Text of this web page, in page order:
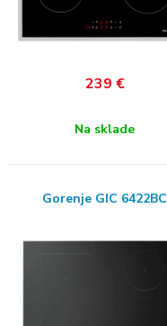
239 €
Na sklade
Gorenje GIC 6422BC